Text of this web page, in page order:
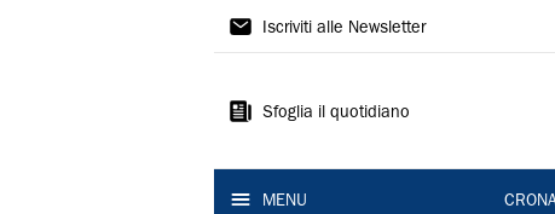
Gazzetta
Modena
Iscriviti alle Newsletter
Sfoglia il quotidiano
MENU